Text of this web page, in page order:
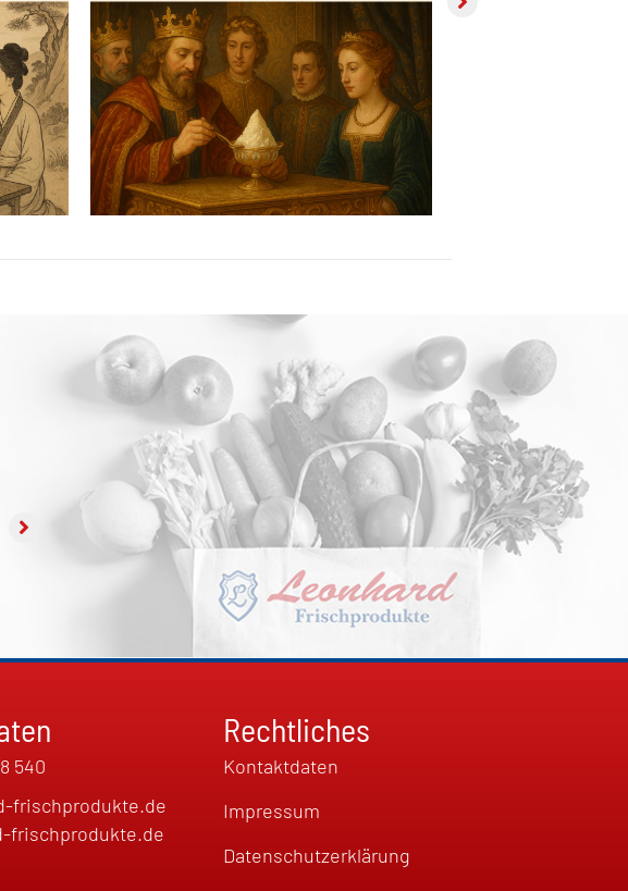
540
frischprodukte.de
frischprodukte.de
Rechtliches
Kontaktdaten
Impressum
Datenschutzerklärung